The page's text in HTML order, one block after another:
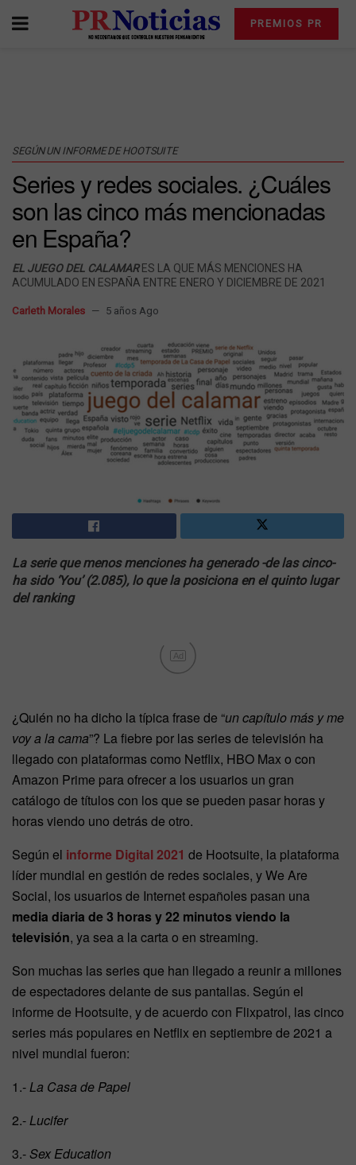
PREMIOS PR
SEGÚN UN INFORME DE HOOTSUITE
Series y redes sociales. ¿Cuáles
son las cinco más mencionadas
en España?
EL JUEGO DEL CALAMARES LA QUE MÁS MENCIONES HA
ACUMULADO EN ESPAÑA ENTRE ENERO Y DICIEMBRE DE 2021
Carleth Morales 5 años Ago
La serie que menos menciones ha generado -de las cinco-
ha sido ‘You’ (2.085), lo que la posiciona en el quinto lugar
del ranking
Ad
¿Quién no ha dicho la típica frase de “un capítulo más y me
voy a la cama”? La fiebre por las series de televisión ha
llegado con plataformas como Netflix, HBO Max o con
Amazon Prime para ofrecer a los usuarios un gran
catálogo de títulos con los que se pueden pasar horas y
horas viendo uno detrás de otro.
Según el informe Digital 2021 de Hootsuite, la plataforma
líder mundial en gestión de redes sociales, y We Are
Social, los usuarios de Internet españoles pasan una
media diaria de 3 horas y 22 minutos viendo la
televisión, ya sea a la carta o en streaming.
Son muchas las series que han llegado a reunir a millones
de espectadores delante de sus pantallas. Según el
informe de Hootsuite, y de acuerdo con Flixpatrol, las cinco
series más populares en Netflix en septiembre de 2021 a
nivel mundial fueron:
1.-La Casa de Papel
2.-Lucifer
3.-Sex Education